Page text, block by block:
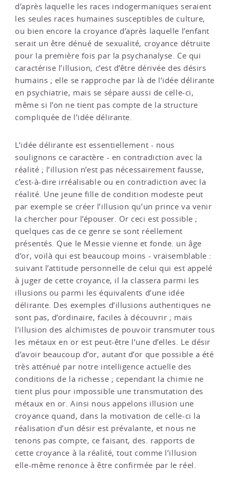
d’après laquelle les races indogermaniques seraient
les seules races humaines susceptibles de culture,
ou bien encore la croyance d’après laquelle l’enfant
serait un être dénué de sexualité, croyance détruite
pour la première fois par la psychanalyse. Ce qui
caractérise l’illusion, c’est d’être dérivée des désirs
humains ; elle se rapproche par là de l’idée délirante
en psychiatrie, mais se sépare aussi de celle-ci,
même si l’on ne tient pas compte de la structure
compliquée de l’idée délirante.
L’idée délirante est essentiellement - nous
soulignons ce caractère - en contradiction avec la
réalité ; l’illusion n’est pas nécessairement fausse,
c’est-à-dire irréalisable ou en contradiction avec la
réalité. Une jeune fille de condition modeste peut
par exemple se créer l’illusion qu’un prince va venir
la chercher pour l’épouser. Or ceci est possible ;
quelques cas de ce genre se sont réellement
présentés. Que le Messie vienne et fonde. un âge
d’or, voilà qui est beaucoup moins - vraisemblable :
suivant l’attitude personnelle de celui qui est appelé
à juger de cette croyance, il la classera parmi les
illusions ou parmi les équivalents d’une idée
délirante. Des exemples d’illusions authentiques ne
sont pas, d’ordinaire, faciles à découvrir ; mais
l’illusion des alchimistes de pouvoir transmuter tous
les métaux en or est peut-être l’une d’elles. Le désir
d’avoir beaucoup d’or, autant d’or que possible a été
très atténué par notre intelligence actuelle des
conditions de la richesse ; cependant la chimie ne
tient plus pour impossible une transmutation des
métaux en or. Ainsi nous appelons illusion une
croyance quand, dans la motivation de celle-ci la
réalisation d’un désir est prévalante, et nous ne
tenons pas compte, ce faisant, des. rapports de
cette croyance à la réalité, tout comme l’illusion
elle-même renonce à être confirmée par le réel.